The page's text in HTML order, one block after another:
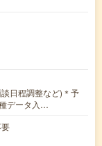
日程調整など)＊予
データ入…